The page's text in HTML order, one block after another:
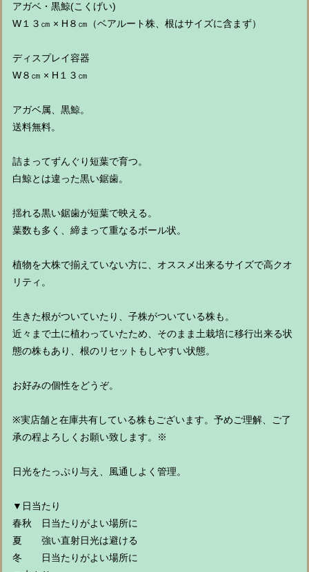
アガベ・黒鯨(こくげい)
W１３㎝ × H８㎝（ベアルート株、根はサイズに含まず）
ディスプレイ容器
W８㎝ × H１３㎝
アガベ属、黒鯨。
送料無料。
詰まってずんぐり短葉で育つ。
白鯨とは違った黒い鋸歯。
揺れる黒い鋸歯が短葉で映える。
葉数も多く、締まって重なるボール状。
植物を大株で揃えていない方に、オススメ出来るサイズで高クオ
リティ。
生きた根がついていたり、子株がついている株も。
近々まで土に植わっていたため、そのまま土栽培に移行出来る状
態の株もあり、根のリセットもしやすい状態。
お好みの個性をどうぞ。
※実店舗と在庫共有している株もございます。予めご理解、ご了
承の程よろしくお願い致します。※
日光をたっぷり与え、風通しよく管理。
▼日当たり
春秋 日当たりがよい場所に
夏 強い直射日光は避ける
冬 日当たりがよい場所に